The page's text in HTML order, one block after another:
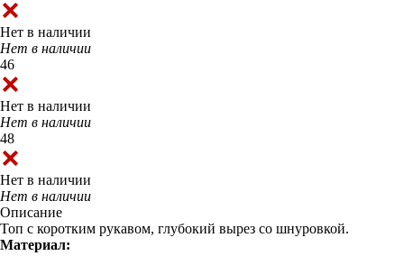
Нет в наличии
Нет в наличии
46
Нет в наличии
Нет в наличии
48
Нет в наличии
Нет в наличии
Описание
Топ с коротким рукавом, глубокий вырез со шнуровкой.
Материал: